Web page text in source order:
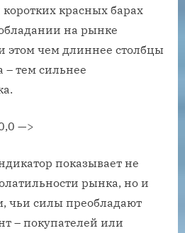
красных барах
на рынке
этом чем длиннее столбцы
– тем сильнее
—>
показывает не
рынка, но и
чьи силы преобладают
– покупателей или